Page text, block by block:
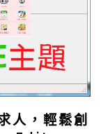
人，輕鬆創